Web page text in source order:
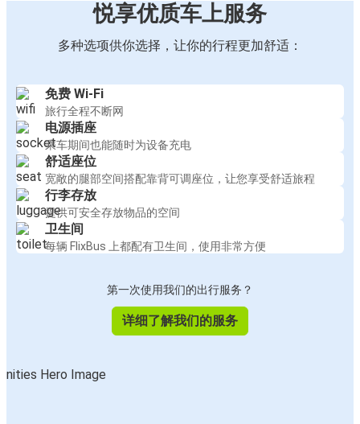
悦享优质车上服务
多种选项供你选择，让你的行程更加舒适：
免费 Wi-Fi
旅行全程不断网
电源插座
乘车期间也能随时为设备充电
舒适座位
宽敞的腿部空间搭配靠背可调座位，让您享受舒适旅程
行李存放
提供可安全存放物品的空间
卫生间
每辆 FlixBus 上都配有卫生间，使用非常方便
第一次使用我们的出行服务？
详细了解我们的服务